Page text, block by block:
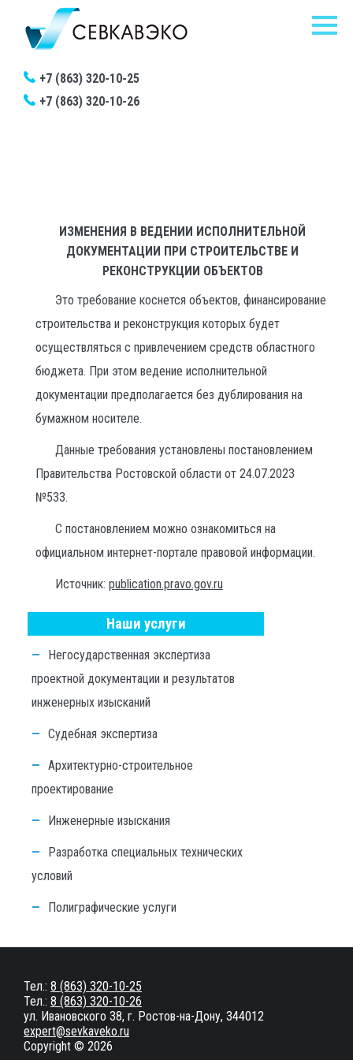
+7 (863) 320-10-25
+7 (863) 320-10-26
ИЗМЕНЕНИЯ В ВЕДЕНИИ ИСПОЛНИТЕЛЬНОЙ
ДОКУМЕНТАЦИИ ПРИ СТРОИТЕЛЬСТВЕ И
РЕКОНСТРУКЦИИ ОБЪЕКТОВ
Это требование коснется объектов, финансирование
строительства и реконструкция которых будет
осуществляться с привлечением средств областного
бюджета. При этом ведение исполнительной
документации предполагается без дублирования на
бумажном носителе.
Данные требования установлены постановлением
Правительства Ростовской области от 24.07.2023
№533.
С постановлением можно ознакомиться на
официальном интернет-портале правовой информации.
Источник: publication.pravo.gov.ru
Наши услуги
Негосударственная экспертиза
проектной документации и результатов
инженерных изысканий
Судебная экспертиза
Архитектурно-строительное
проектирование
Инженерные изыскания
Разработка специальных технических
условий
Полиграфические услуги
Тел.: 8 (863) 320-10-25
Тел.: 8 (863) 320-10-26
ул. Ивановского 38, г. Ростов-на-Дону, 344012
expert@sevkaveko.ru
Copyright © 2026